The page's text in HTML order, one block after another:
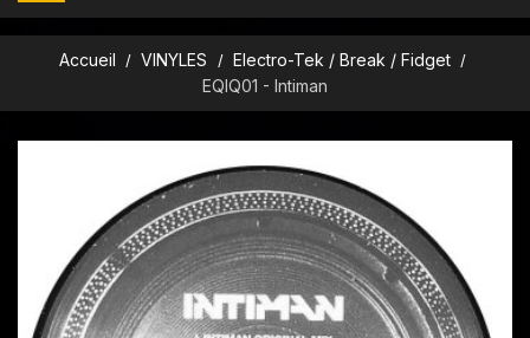
Accueil VINYLES
Electro-Tek / Break / Fidget
EQIQ01 - Intiman